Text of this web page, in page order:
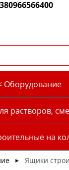
Оборудование
растворов,
на
► Ящики